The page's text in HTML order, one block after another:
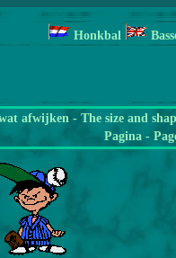
Honkbal
afwijken - The size and
Pagina -